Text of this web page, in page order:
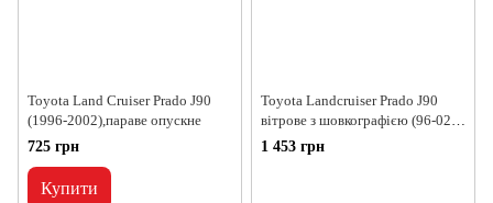
Toyota Land Cruiser Prado J90
(1996-2002),параве опускне
725 грн
Купити
Toyota Landcruiser Prado J90
вітрове з шовкографією (96-02)
1 501*684
1 453 грн